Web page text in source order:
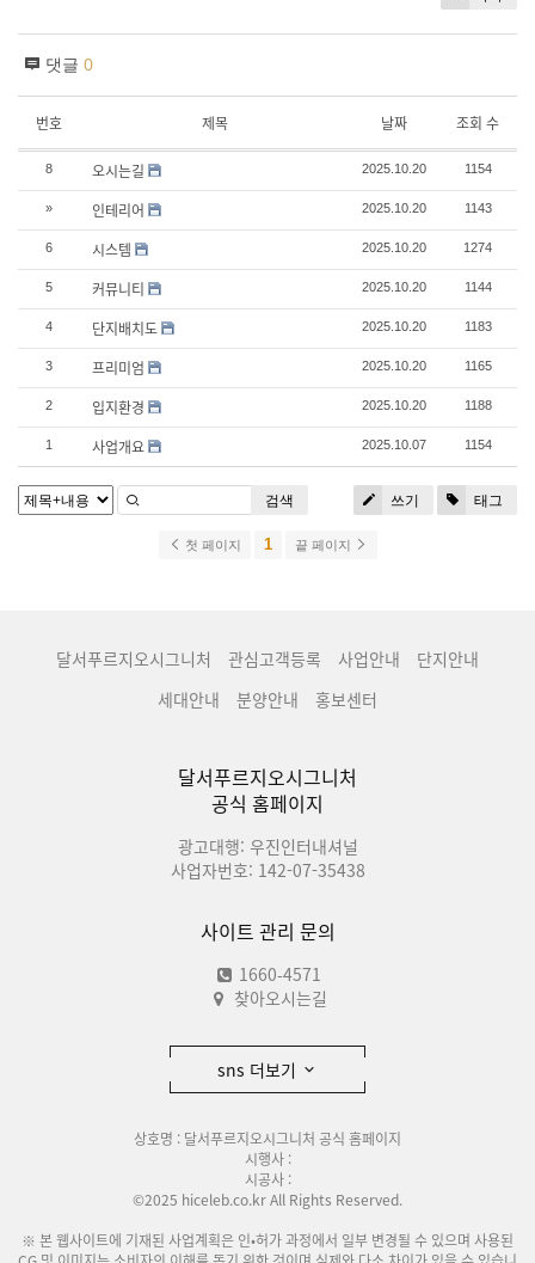
댓글 0
번호 제목 날짜 조회 수
8 오시는길 2025.10.20 1154
» 인테리어 2025.10.20 1143
6 시스템 2025.10.20 1274
5 커뮤니티 2025.10.20 1144
4 단지배치도 2025.10.20 1183
3 프리미엄 2025.10.20 1165
2 입지환경 2025.10.20 1188
1 사업개요 2025.10.07 1154
쓰기 태그
검색
첫 페이지 1 끝 페이지
달서푸르지오시그니처 관심고객등록 사업안내
단지안내
세대안내
분양안내 홍보센터
달서푸르지오시그니처
공식 홈페이지
광고대행: 우진인터내셔널
사업자번호: 142-07-35438
사이트 관리 문의
1660-4571
찾아오시는길
sns 더보기
상호명 : 달서푸르지오시그니처 공식 홈페이지
시행사 :
시공사 :
©2025 hiceleb.co.kr All Rights Reserved.
※ 본 웹사이트에 기재된 사업계획은 인•허가 과정에서 일부 변경될 수 있으며 사용된